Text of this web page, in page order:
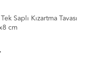
Saplı Kızartma Tavası
cm